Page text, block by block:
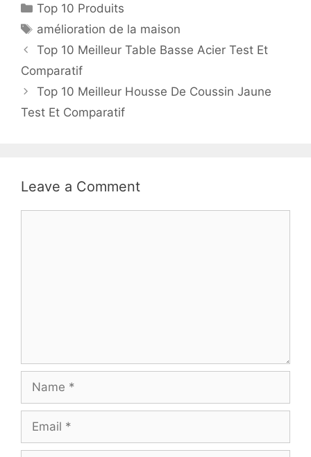
Top 10 Produits
amélioration de la maison
Top 10 Meilleur Table Basse Acier Test Et
Comparatif
Top 10 Meilleur Housse De Coussin Jaune
Test Et Comparatif
Leave a Comment